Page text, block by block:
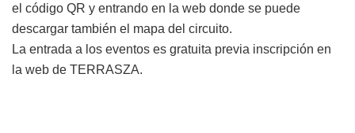
el código QR y entrando en la web donde se puede
descargar también el mapa del circuito.
La entrada a los eventos es gratuita previa inscripción en
la web de TERRASZA.